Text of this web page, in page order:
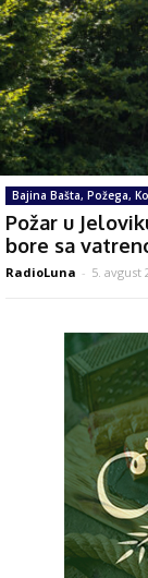
Bajina Bašta, Požega,
Požar u
bore sa
RadioLuna - 5. avgust